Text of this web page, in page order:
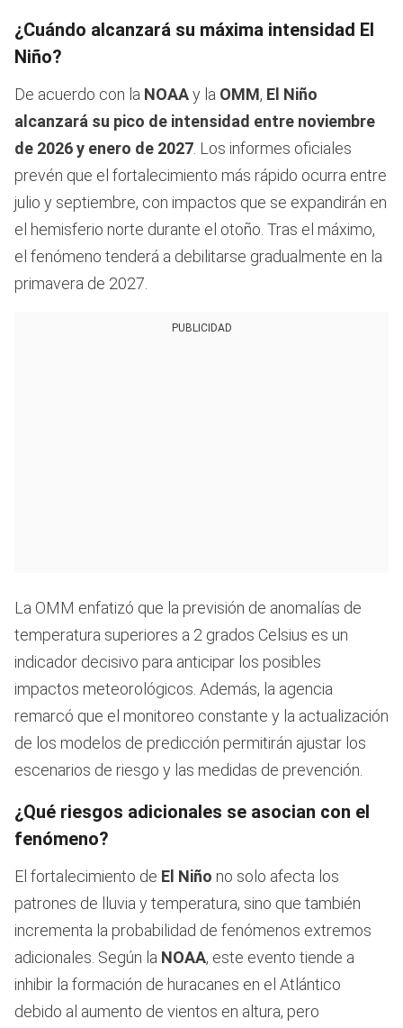
¿Cuándo alcanzará su máxima intensidad El
Niño?
De acuerdo con la NOAAy la OMM, El Niño
alcanzará su pico de intensidad entre noviembre
de 2026 y enero de 2027. Los informes oficiales
prevén que el fortalecimiento más rápido ocurra entre
julio y septiembre, con impactos que se expandirán en
el hemisferio norte durante el otoño. Tras el máximo,
el fenómeno tenderá a debilitarse gradualmente en la
primavera de 2027.
PUBLICIDAD
La OMM enfatizó que la previsión de anomalías de
temperatura superiores a 2 grados Celsius es un
indicador decisivo para anticipar los posibles
impactos meteorológicos. Además, la agencia
remarcó que el monitoreo constante y la actualización
de los modelos de predicción permitirán ajustar los
escenarios de riesgo y las medidas de prevención.
¿Qué riesgos adicionales se asocian con el
fenómeno?
El fortalecimiento de El Niño no solo afecta los
patrones de lluvia y temperatura, sino que también
incrementa la probabilidad de fenómenos extremos
adicionales. Según la NOAA, este evento tiende a
inhibir la formación de huracanes en el Atlántico
debido al aumento de vientos en altura, pero